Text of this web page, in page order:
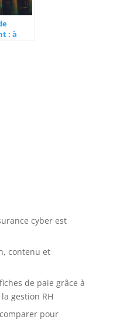
: à
cyber est
contenu et
de paie grâce à
gestion RH
pour